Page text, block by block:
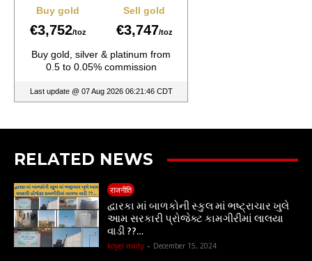
RELATED NEWS
राजनीति
દ્વારકા માં બાળકોની સ્કુલ માં ભષ્ટ્રાચાર ખુલે
આમ સરકારી પ્રોજેક્ટ કામગીરીમાં લાલયા
વાડી ??…
koyel maity - December 15, 2024